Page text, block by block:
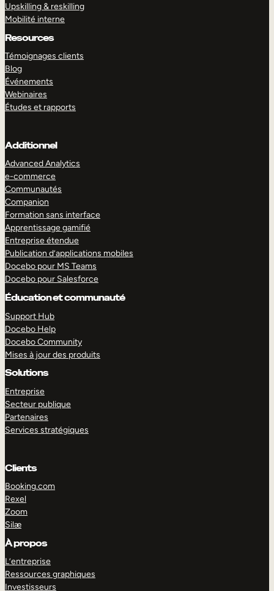
Upskilling & reskilling
Mobilité interne
Resources
Témoignages clients
Blog
Événements
Webinaires
Études et rapports
Additionnel
Advanced Analytics
e-commerce
Communautés
Companion
Formation sans interface
Apprentissage gamifié
Entreprise étendue
Publication d’applications mobiles
Docebo pour MS Teams
Docebo pour Salesforce
Éducation et communauté
Support Hub
Docebo Help
Docebo Community
Mises à jour des produits
Solutions
Entreprise
Secteur publique
Partenaires
Services stratégiques
Clients
Booking.com
Rexel
Zoom
Silæ
À propos
L’entreprise
Ressources graphiques
Investisseurs